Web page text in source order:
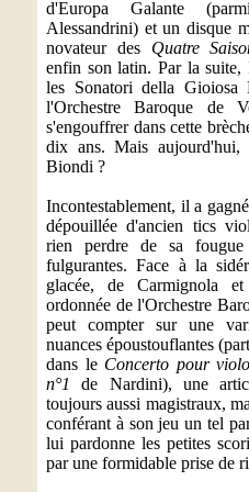
d'Europa Galante
Alessandrini) et un disque
novateur des Quatre
enfin son latin. Par la
les Sonatori della Gioiosa
l'Orchestre Baroque de
s'engouffrer dans cette
dix ans. Mais
Biondi ?
Incontestablement, il a
dépouillée d'ancien tics
rien perdre de sa
fulgurantes. Face à la
glacée, de Carmignola
ordonnée de l'Orchestre
peut compter sur une
nuances époustouflantes
dans le Concerto pour
n°1
de Nardini), une
toujours aussi magistraux,
conférant à son jeu un tel
lui pardonne les petites
par une formidable prise de